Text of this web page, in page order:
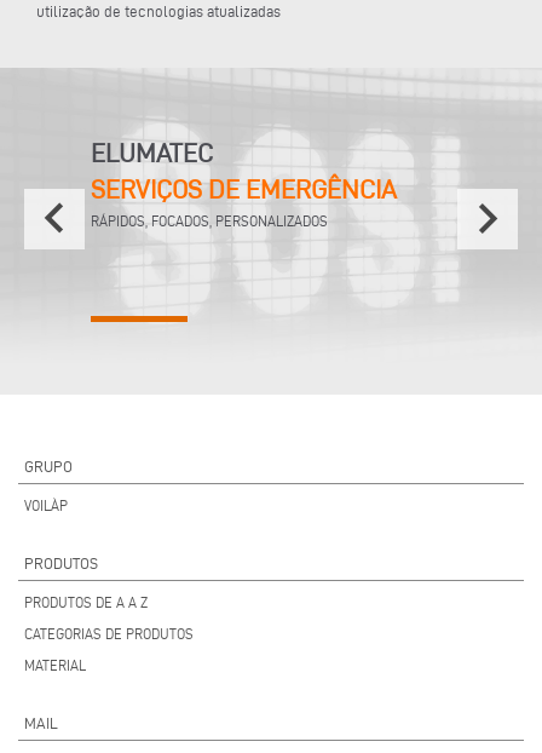
utilização de tecnologias atualizadas
ELUMATEC
SERVIÇOS DE EMERGÊNCIA
RÁPIDOS, FOCADOS, PERSONALIZADOS
keyboard_arrow_left keyboard_arrow_right
GRUPO
VOILÀP
PRODUTOS
PRODUTOS DE A A Z
CATEGORIAS DE PRODUTOS
MATERIAL
MAIL